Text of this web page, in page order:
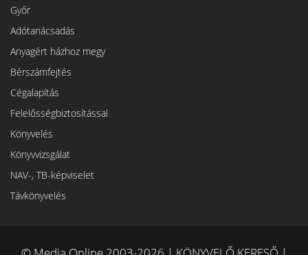
Győr
Adótanácsadás
Anyagért házhoz megy
Bérszámfejtés
Cégalapítás
Felelősségbiztosítással
Könyvelés
Könyvvizsgálat
NAV-, TB-képviselet
Távkönyvelés